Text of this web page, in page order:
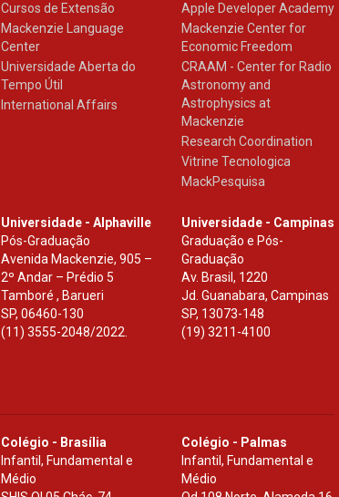
Cursos de Extensão
Mackenzie Language
Center
Universidade Aberta do
Tempo Útil
International Affairs
Apple Developer Academy
Mackenzie Center for
Economic Freedom
CRAAM - Center for Radio
Astronomy and
Astrophysics at
Mackenzie
Research Coordination
Vitrine Tecnologica
MackPesquisa
Universidade - Alphaville
Pós-Graduação
Avenida Mackenzie, 905 –
2º Andar – Prédio 5
Tamboré , Barueri
SP, 06460-130
(11) 3555-2048/2022.
Universidade - Campinas
Graduação e Pós-
Graduação
Av. Brasil, 1220
Jd. Guanabara, Campinas
SP, 13073-148
(19) 3211-4100
Colégio - Brasília
Infantil, Fundamental e
Médio
Colégio - Palmas
Infantil, Fundamental e
Médio